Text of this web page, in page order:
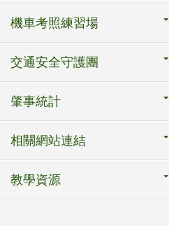
機車考照練習場
交通安全守護團
肇事統計
相關網站連結
教學資源